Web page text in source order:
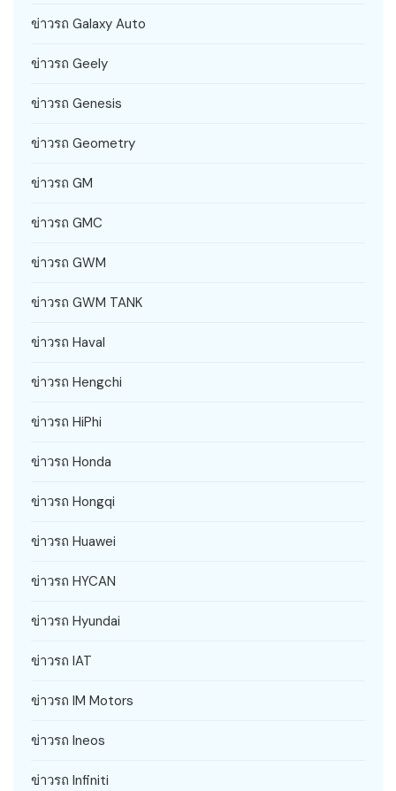
ข่าวรถ Galaxy Auto
ข่าวรถ Geely
ข่าวรถ Genesis
ข่าวรถ Geometry
ข่าวรถ GM
ข่าวรถ GMC
ข่าวรถ GWM
ข่าวรถ GWM TANK
ข่าวรถ Haval
ข่าวรถ Hengchi
ข่าวรถ HiPhi
ข่าวรถ Honda
ข่าวรถ Hongqi
ข่าวรถ Huawei
ข่าวรถ HYCAN
ข่าวรถ Hyundai
ข่าวรถ IAT
ข่าวรถ IM Motors
ข่าวรถ Ineos
ข่าวรถ Infiniti